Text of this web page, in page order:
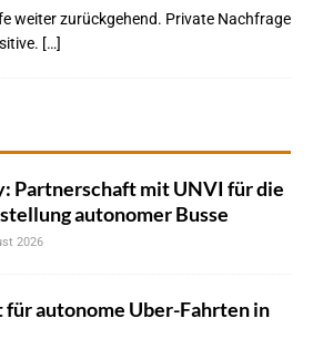
weiter zurückgehend. Private Nachfrage
[…]
Partnerschaft mit UNVI für die
autonomer Busse
2026
für autonome Uber-Fahrten in